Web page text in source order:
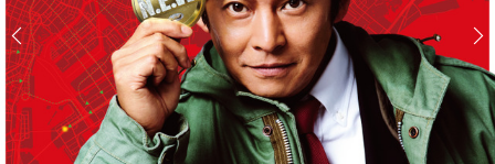
ショッピング その他
エンタメTOP 映画・ドラマ
韓流・K-POP 韓国・芸能
音楽 スポーツ
ライフ
ライフTOP グルメ
ペット ショッピング
リリース一覧
プッシュ通知の停止方法